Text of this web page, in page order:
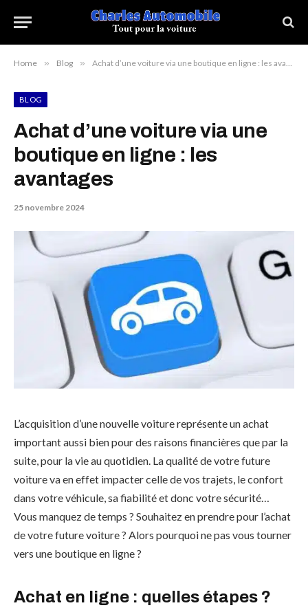
Home » Blog » Achat d’une voiture via une boutique en ligne : les avantages
BLOG
Achat d’une voiture via une
boutique en ligne : les
avantages
25 novembre 2024
L’acquisition d’une nouvelle voiture représente un achat
important aussi bien pour des raisons financières que par la
suite, pour la vie au quotidien. La qualité de votre future
voiture va en effet impacter celle de vos trajets, le confort
dans votre véhicule, sa fiabilité et donc votre sécurité…
Vous manquez de temps ? Souhaitez en prendre pour l’achat
de votre future voiture ? Alors pourquoi ne pas vous tourner
vers une boutique en ligne ?
Achat en ligne : quelles étapes ?